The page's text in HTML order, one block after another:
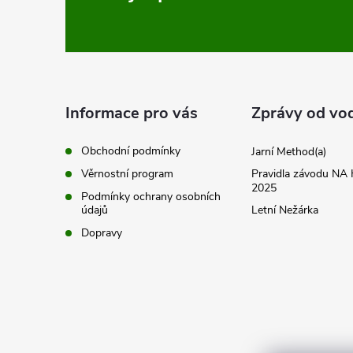
Informace pro vás
Obchodní podmínky
Věrnostní program
Podmínky ochrany osobních
údajů
Dopravy
Zprávy od
Jarní Method(a)
Pravidla závodu NA
2025
Letní Nežárka